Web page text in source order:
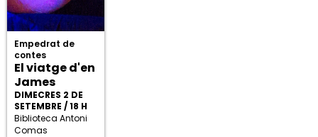
Empedrat de
contes
El viatge d'en
James
DIMECRES 2 DE
SETEMBRE / 18 H
Biblioteca Antoni
Comas